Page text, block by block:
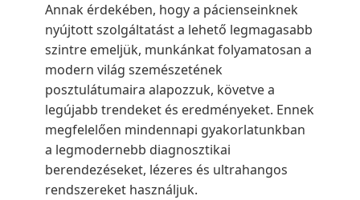
Annak érdekében, hogy a pácienseinknek
nyújtott szolgáltatást a lehető legmagasabb
szintre emeljük, munkánkat folyamatosan a
modern világ szemészetének
posztulátumaira alapozzuk, követve a
legújabb trendeket és eredményeket. Ennek
megfelelően mindennapi gyakorlatunkban
a legmodernebb diagnosztikai
berendezéseket, lézeres és ultrahangos
rendszereket használjuk.